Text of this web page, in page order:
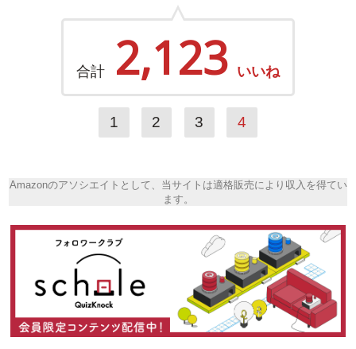
合計 2,123 いいね
1 2 3 4
Amazonのアソシエイトとして、当サイトは適格販売により収入を得てい
ます。